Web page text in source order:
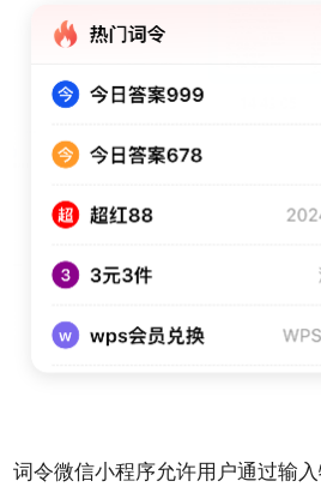
词令微信小程序允许用户通过输